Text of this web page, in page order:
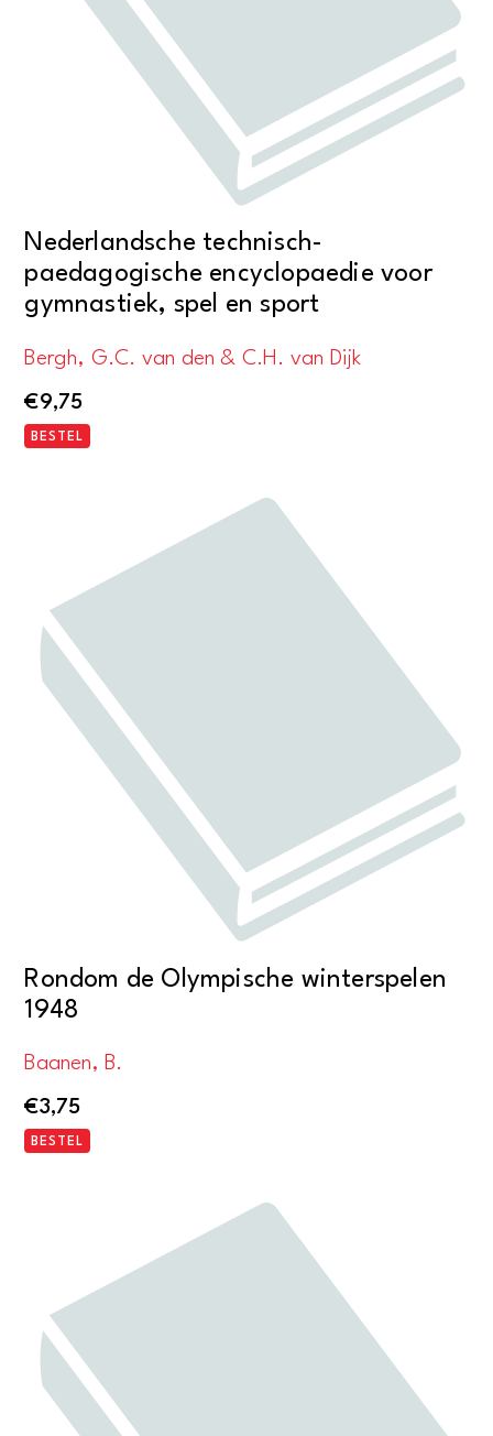
Nederlandsche technisch-
paedagogische encyclopaedie voor
gymnastiek, spel en sport
Bergh, G.C. van den & C.H. van Dijk
€9,75
BESTEL
Rondom de Olympische winterspelen
1948
Baanen, B.
€3,75
BESTEL